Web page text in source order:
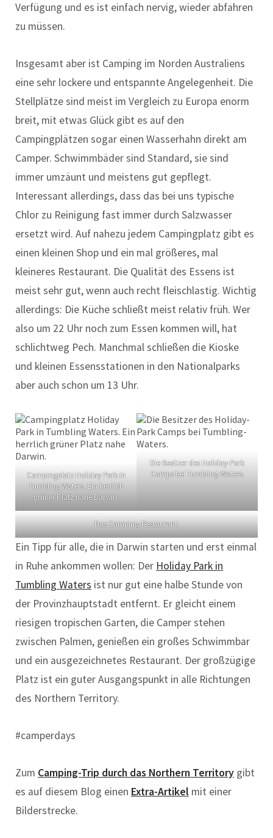
Verfügung und es ist einfach nervig, wieder abfahren
zu müssen.
Insgesamt aber ist Camping im Norden Australiens
eine sehr lockere und entspannte Angelegenheit. Die
Stellplätze sind meist im Vergleich zu Europa enorm
breit, mit etwas Glück gibt es auf den
Campingplätzen sogar einen Wasserhahn direkt am
Camper. Schwimmbäder sind Standard, sie sind
immer umzäunt und meistens gut gepflegt.
Interessant allerdings, dass das bei uns typische
Chlor zu Reinigung fast immer durch Salzwasser
ersetzt wird. Auf nahezu jedem Campingplatz gibt es
einen kleinen Shop und ein mal größeres, mal
kleineres Restaurant. Die Qualität des Essens ist
meist sehr gut, wenn auch recht fleischlastig. Wichtig
allerdings: Die Küche schließt meist relativ früh. Wer
also um 22 Uhr noch zum Essen kommen will, hat
schlichtweg Pech. Manchmal schließen die Kioske
und kleinen Essensstationen in den Nationalparks
aber auch schon um 13 Uhr.
Campingplatz Holiday Park in
Tumbling Waters. Ein herrlich
grüner Platz nahe Darwin.
Die Besitzer des Holiday-Park
Camps bei Tumbling-Waters.
Das Camping-Restaurant.
Ein Tipp für alle, die in Darwin starten und erst einmal
in Ruhe ankommen wollen: Der Holiday Park in
Tumbling Waters ist nur gut eine halbe Stunde von
der Provinzhauptstadt entfernt. Er gleicht einem
riesigen tropischen Garten, die Camper stehen
zwischen Palmen, genießen ein großes Schwimmbar
und ein ausgezeichnetes Restaurant. Der großzügige
Platz ist ein guter Ausgangspunkt in alle Richtungen
des Northern Territory.
#camperdays
Zum Camping-Trip durch das Northern Territory gibt
es auf diesem Blog einen Extra-Artikel mit einer
Bilderstrecke.